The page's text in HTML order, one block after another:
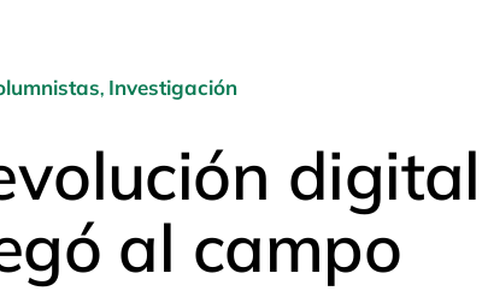
, Investigación
digital
al campo